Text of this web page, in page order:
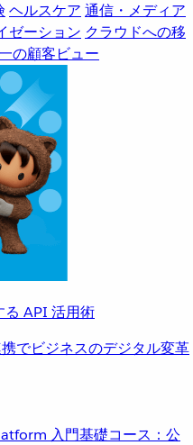
ヘルスケア 通信・メディア
ゼーション クラウドへの移
の顧客ビュー
る API 活用術
でビジネスのデジタル変革
入門基礎コース：公